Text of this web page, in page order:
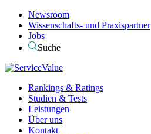
Newsroom
Wissenschafts- und Praxispartner
Jobs
Suche
Rankings & Ratings
Studien & Tests
Leistungen
Über uns
Kontakt